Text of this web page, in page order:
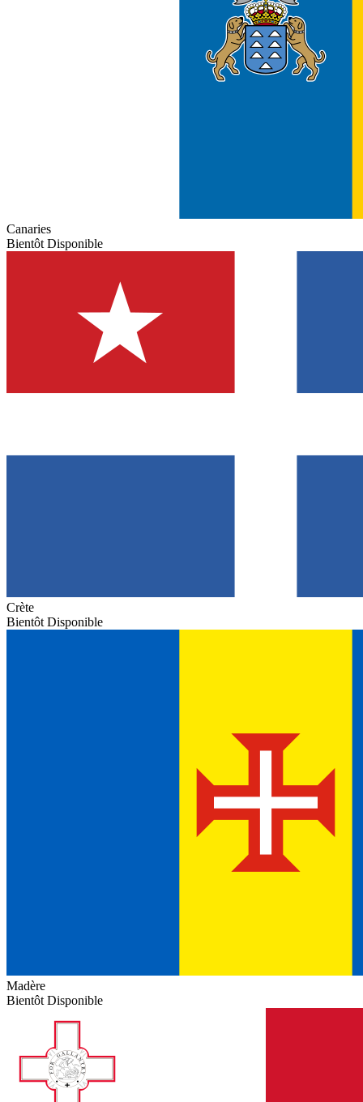
Canaries
Bientôt Disponible
Crète
Bientôt Disponible
Madère
Bientôt Disponible